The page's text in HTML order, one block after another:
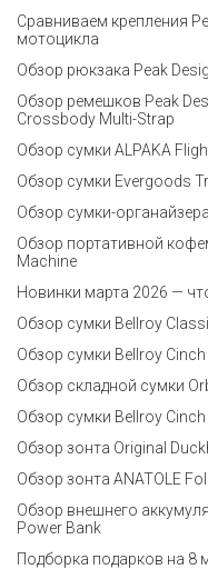
Сравниваем крепления
мотоцикла
Обзор рюкзака Peak
Обзор ремешков Peak
Crossbody Multi-Strap
Обзор сумки ALPAKA
Обзор сумки Evergoods
Обзор сумки-
Обзор портативной
Machine
Новинки марта 2026 —
Обзор сумки Bellroy
Обзор сумки Bellroy Cinch
Обзор складной сумки
Обзор сумки Bellroy Cinch
Обзор зонта Original
Обзор зонта ANATOLE
Обзор внешнего
Power Bank
Подборка подарков на 8